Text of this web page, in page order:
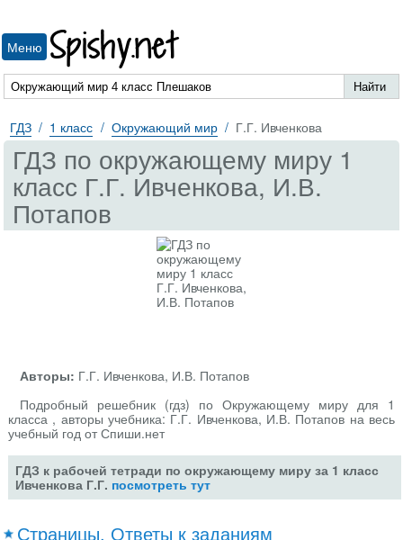
Меню Spishy.net
ГДЗ 1 класс Окружающий мир Г.Г. Ивченкова
ГДЗ по окружающему миру 1
класс Г.Г. Ивченкова, И.В.
Потапов
Авторы: Г.Г. Ивченкова, И.В. Потапов
Подробный решебник (гдз) по Окружающему миру для 1
класса , авторы учебника: Г.Г. Ивченкова, И.В. Потапов на весь
учебный год от Спиши.нет
ГДЗ к рабочей тетради по окружающему миру за 1 класс
Ивченкова Г.Г. посмотреть тут
Страницы. Ответы к заданиям